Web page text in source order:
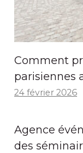
Comment
parisiennes
24 février 2026
Agence
des